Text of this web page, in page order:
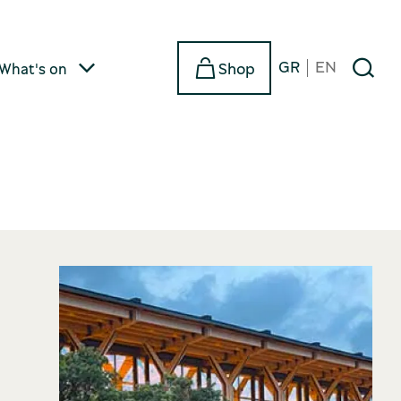
on Shop GR EN